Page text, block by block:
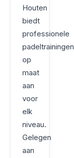
Houten
biedt
professionele
padeltrainingen
op
maat
aan
voor
elk
niveau.
Gelegen
aan